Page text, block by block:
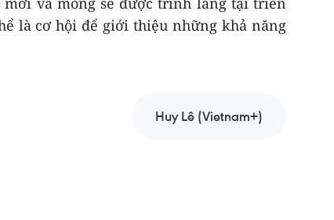
là cơ hội để giới thiệu những khả năng
Huy Lê (Vietnam+)